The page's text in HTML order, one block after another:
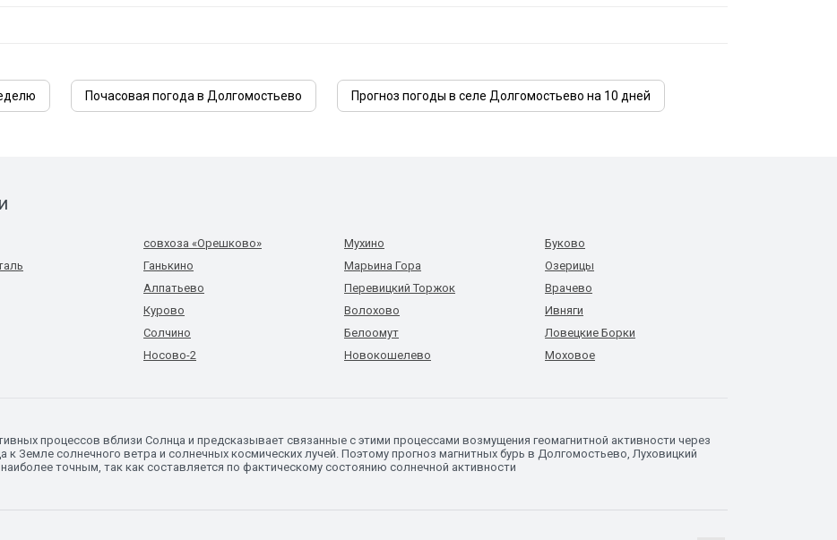
Почасовая погода в Долгомостьево Прогноз погоды в селе Долгомостьево на 10 дней
совхоза «Орешково»
Ганькино
Алпатьево
Курово
Солчино
Носово-2
Мухино
Марьина Гора
Перевицкий Торжок
Волохово
Белоомут
Новокошелево
Буково
Озерицы
Врачево
Ивняги
Ловецкие Борки
Моховое
процессов вблизи Солнца и предсказывает связанные с этими процессами возмущения геомагнитной активности через
Земле солнечного ветра и солнечных космических лучей. Поэтому прогноз магнитных бурь в Долгомостьево, Луховицкий
точным, так как составляется по фактическому состоянию солнечной активности